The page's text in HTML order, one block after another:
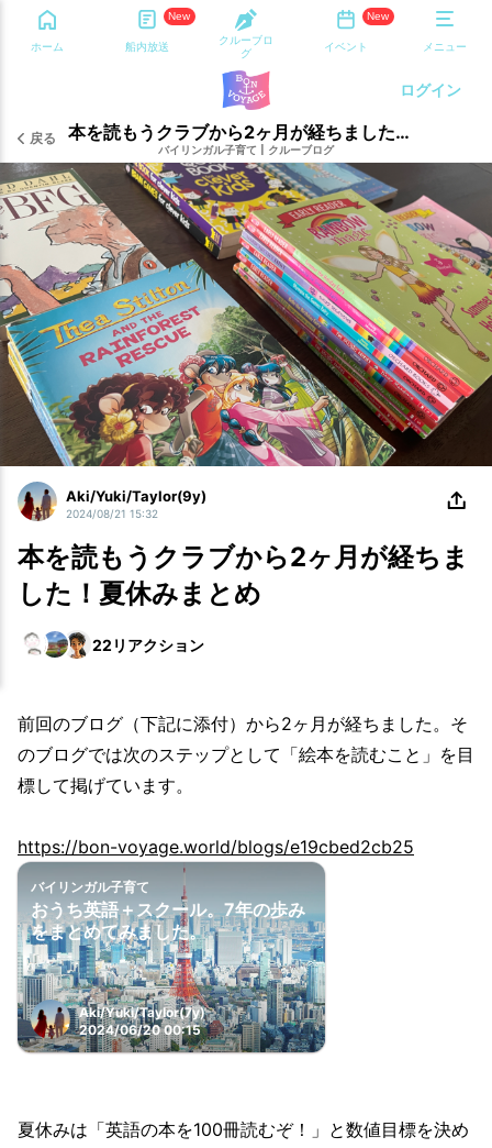
ホーム
New
船内放送
クルーブロ
グ
New
イベント メニュー
ログイン
戻る 本を読もうクラブから2ヶ月が経ちました！夏休みまとめ
バイリンガル子育て クルーブログ
Aki/Yuki/Taylor(9y)
2024/08/21 15:32
本を読もうクラブから2ヶ月が経ちま
した！夏休みまとめ
22 リアクション
前回のブログ（下記に添付）から2ヶ月が経ちました。そ
のブログでは次のステップとして「絵本を読むこと」を目
標して掲げています。
https://bon-voyage.world/blogs/e19cbed2cb25
バイリンガル子育て
おうち英語＋スクール。7年の歩み
をまとめてみました。
Aki/Yuki/Taylor(7y)
2024/06/20 00:15
夏休みは「英語の本を100冊読むぞ！」と数値目標を決め